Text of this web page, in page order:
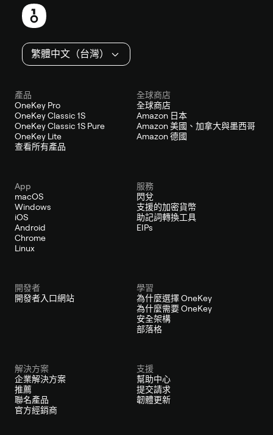
繁體中文（台灣）
產品
OneKey Pro
OneKey Classic 1S
OneKey Classic 1S Pure
OneKey Lite
查看所有產品
全球商店
全球商店
Amazon 日本
Amazon 美國、加拿大與墨西哥
Amazon 德國
App
macOS
Windows
iOS
Android
Chrome
Linux
服務
閃兌
支援的加密貨幣
助記詞轉換工具
EIPs
開發者
開發者入口網站
學習
為什麼選擇 OneKey
為什麼需要 OneKey
安全架構
部落格
解決方案
企業解決方案
推薦
聯名產品
官方經銷商
支援
幫助中心
提交請求
韌體更新